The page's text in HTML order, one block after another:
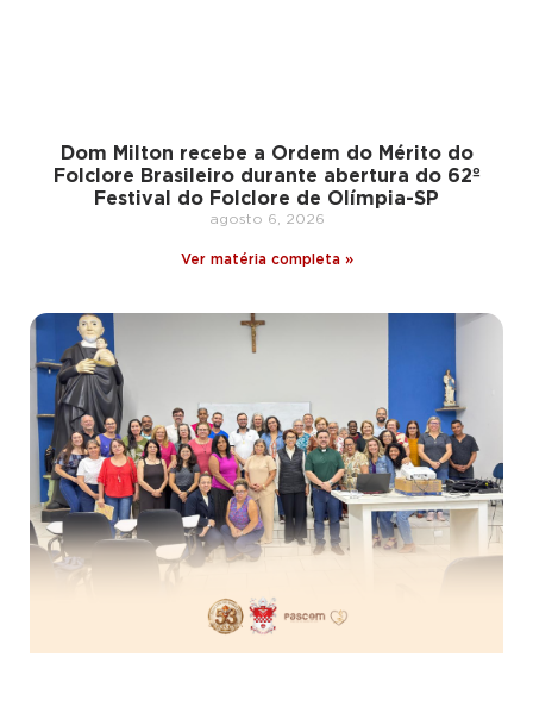
Dom Milton recebe a Ordem do Mérito do
Folclore Brasileiro durante abertura do 62º
Festival do Folclore de Olímpia-SP
agosto 6, 2026
Ver matéria completa »